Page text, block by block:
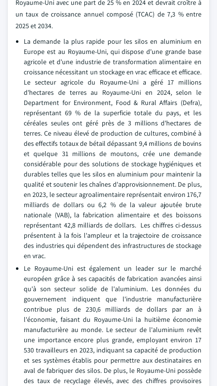
Royaume-Uni avec une part de 25 % en 2024 et devrait croître à
un taux de croissance annuel composé (TCAC) de 7,3 % entre
2025 et 2034.
La demande la plus rapide pour les silos en aluminium en
Europe est au Royaume-Uni, qui dispose d'une grande base
agricole et d'une industrie de transformation alimentaire en
croissance nécessitant un stockage en vrac efficace et efficace.
Le secteur agricole du Royaume-Uni a géré 17 millions
d'hectares de terres au Royaume-Uni en 2024, selon le
Department for Environment, Food & Rural Affairs (Defra),
représentant 69 % de la superficie totale du pays, et les
céréales seules ont géré près de 3 millions d'hectares de
terres. Ce niveau élevé de production de cultures, combiné à
des effectifs totaux de bétail dépassant 9,4 millions de bovins
et quelque 31 millions de moutons, crée une demande
considérable pour des solutions de stockage hygiéniques et
durables telles que les silos en aluminium pour maintenir la
qualité et soutenir les chaînes d'approvisionnement. De plus,
en 2023, le secteur agroalimentaire représentait environ 176,7
milliards de dollars ou 6,2 % de la valeur ajoutée brute
nationale (VAB), la fabrication alimentaire et des boissons
représentant 42,8 milliards de dollars. Les chiffres ci-dessus
présentent à la fois l'ampleur et la trajectoire de croissance
des industries qui dépendent des infrastructures de stockage
en vrac.
Le Royaume-Uni est également un leader sur le marché
européen grâce à ses capacités de fabrication avancées ainsi
qu'à son secteur solide de l'aluminium. Les données du
gouvernement indiquent que l'industrie manufacturière
contribue plus de 230,6 milliards de dollars par an à
l'économie, faisant du Royaume-Uni la huitième économie
manufacturière au monde. Le secteur de l'aluminium revêt
une importance encore plus grande, employant environ 17
530 travailleurs en 2023, indiquant sa capacité de production
et ses systèmes établis pour permettre aux destinataires en
aval de fabriquer des silos. De plus, le Royaume-Uni possède
des taux de recyclage élevés, avec des chiffres provisoires